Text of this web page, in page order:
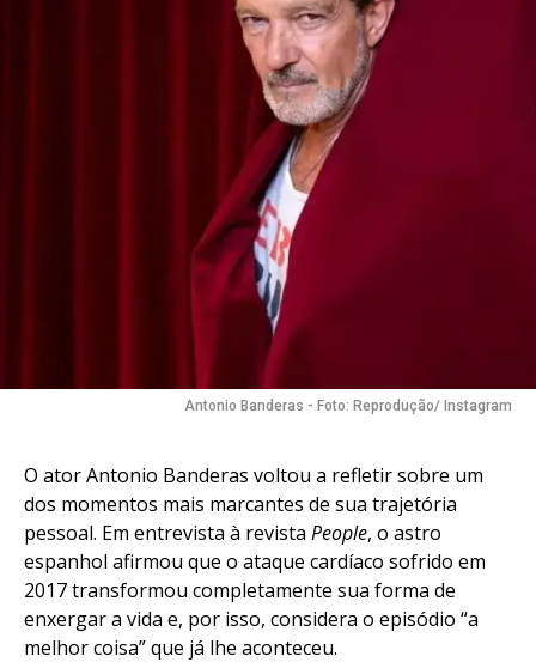
Antonio Banderas - Foto: Reprodução/ Instagram
O ator Antonio Banderas voltou a refletir sobre um
dos momentos mais marcantes de sua trajetória
pessoal. Em entrevista à revista People, o astro
espanhol afirmou que o ataque cardíaco sofrido em
2017 transformou completamente sua forma de
enxergar a vida e, por isso, considera o episódio “a
melhor coisa” que já lhe aconteceu.